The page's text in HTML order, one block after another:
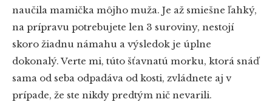
naučila mamička môjho muža. Je až smiešne ľahký,
na prípravu potrebujete len 3 suroviny, nestojí
skoro žiadnu námahu a výsledok je úplne
dokonalý. Verte mi, túto šťavnatú morku, ktorá snáď
sama od seba odpadáva od kosti, zvládnete aj v
prípade, že ste nikdy predtým nič nevarili.